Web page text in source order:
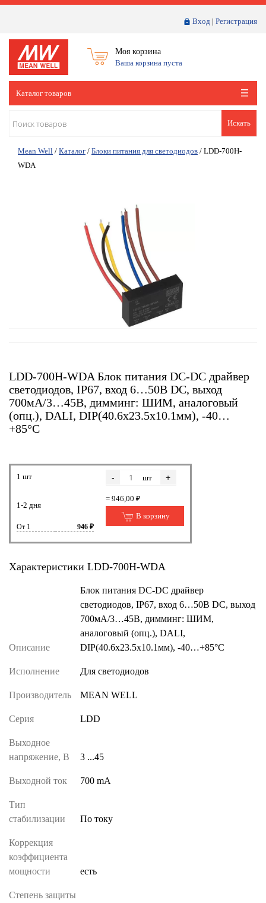
Вход | Регистрация
Моя корзина
Ваша корзина пуста
Каталог товаров
Искать
Mean Well / Каталог / Блоки питания для светодиодов / LDD-700H-
WDA
LDD-700H-WDA Блок питания DC-DC драйвер
светодиодов, IP67, вход 6…50В DC, выход
700мА/3…45В, димминг: ШИМ, аналоговый
(опц.), DALI, DIP(40.6x23.5x10.1мм), -40…
+85°С
1 шт
1-2 дня
От 1 946 ₽
- шт +
= 946,00 ₽
В корзину
Характеристики LDD-700H-WDA
Описание
Блок питания DC-DC драйвер
светодиодов, IP67, вход 6…50В DC, выход
700мА/3…45В, димминг: ШИМ,
аналоговый (опц.), DALI,
DIP(40.6x23.5x10.1мм), -40…+85°С
Исполнение Для светодиодов
Производитель MEAN WELL
Серия LDD
Выходное
напряжение, В
3 ...45
Выходной ток 700 mA
Тип
стабилизации
По току
Коррекция
коэффициента
мощности
есть
Степень защиты